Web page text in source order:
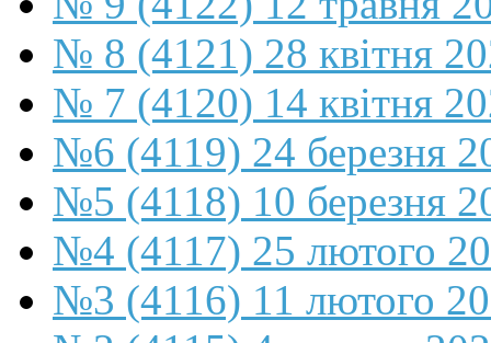
№ 8 (4121) 28 квітня
№ 7 (4120) 14 квітня
№6 (4119) 24 березня
№5 (4118) 10 березня
№4 (4117) 25 лютого
№3 (4116) 11 лютого